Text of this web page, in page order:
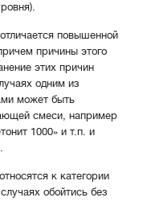
повышенной
причины этого
этих причин
одним из
может быть
смеси, например
1000» и т.п. и
к категории
обойтись без